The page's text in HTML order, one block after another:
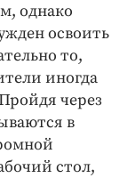
однако
освоить
то,
иногда
через
в
стол,